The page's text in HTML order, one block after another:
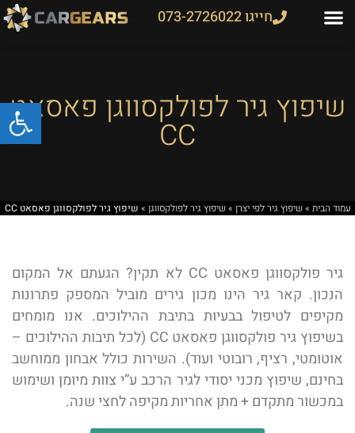
חייגו 073-2726022
שיפוץ גיר לפולקסווגן פאסאט
CC
עמוד הבית »שיפוץ גיר לפי יצרן »שיפוץ גיר לפולקסווגן » שיפוץ גיר לפולקסווגן פאסאט CC
גיר פולקסווגן פאסאט CC לא תקין? הגעתם אל המקום
הנכון. קאר גיר הינו מכון גירים מוביל המספק פתרונות
מקיפים לטיפול בבעיות בתיבת ההילוכים. אנו מומחים
בשיפוץ גיר פולקסווגן פאסאט CC (לכל תיבות ההילוכים –
אוטומטי, רציף, רובוטי ועוד). השירות כולל אבחון ממוחשב
בחינם, שיפוץ מכני יסודי לגיר הרכב ע”י צוות מיומן ושימוש
במכשור מתקדם + מתן אחריות מקיפה לחצי שנה.